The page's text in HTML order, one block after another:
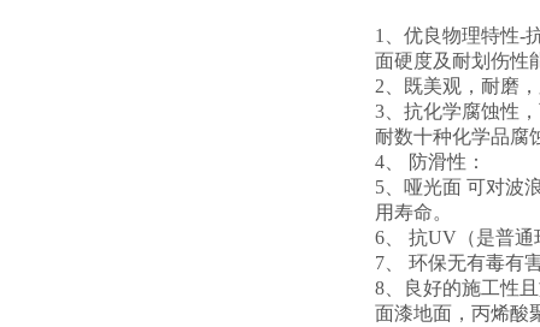
1、优良物理特性-
面硬度及耐划伤性
2、既美观，耐磨
3、抗化学腐蚀性
耐数十种化学品腐
4、 防滑性：
5、哑光面 可对波
用寿命。
6、 抗UV（是普通
7、 环保无有毒有
8、良好的施工性
面漆地面，丙烯酸